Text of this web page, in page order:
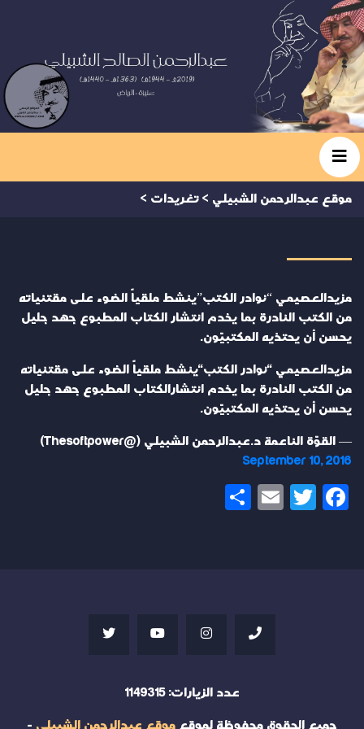
موقع عبدالرحمن الشبيلي > تغريدات >
مزيدالعصيمي “نوادر الكتب”ينشط ملقياً الضوء على مقتنياته
من الكتب النادرة بما يخدم انتشار الكتاب المطبوع جهد جليل
يحسن أن يحتذيه المكتبيّون.
مزيدالعصيمي "نوادر الكتب"ينشط ملقياً الضوء على مقتنياته
من الكتب النادرة بما يخدم انتشارالكتاب المطبوع جهد جليل
يحسن أن يحتذيه المكتبيّون.
— القوّة الناعمة د.عبدالرحمن الشبيلي (@Thesoftpower)
September 10, 2016
Facebook
Twitter
Email
عدد الزيارات:1149315
جميع الحقوق محفوظة لموقعموقع عبدالرحمن الشبيلي -